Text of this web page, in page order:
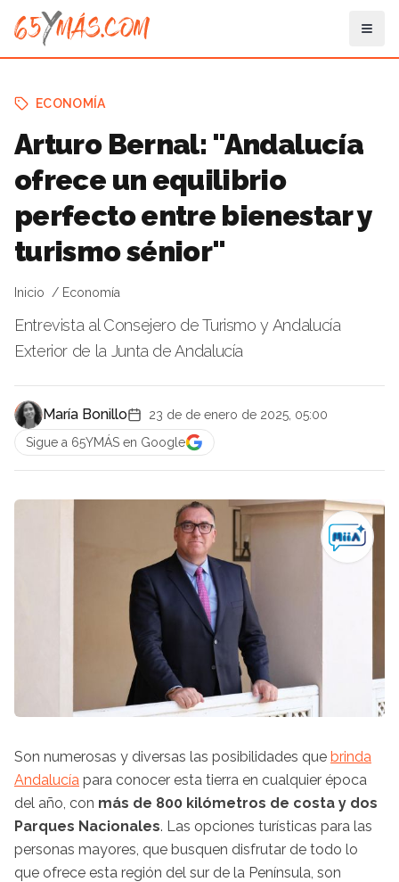
ECONOMÍA
Arturo Bernal: "Andalucía
ofrece un equilibrio
perfecto entre bienestar y
turismo sénior"
Inicio Economía
Entrevista al Consejero de Turismo y Andalucía
Exterior de la Junta de Andalucía
María Bonillo
23 de de enero de 2025, 05:00
Sigue a 65YMÁS en Google
Son numerosas y diversas las posibilidades que brinda
Andalucía para conocer esta tierra en cualquier época
del año, con más de 800 kilómetros de costa y dos
Parques Nacionales. Las opciones turísticas para las
personas mayores, que busquen disfrutar de todo lo
que ofrece esta región del sur de la Península, son